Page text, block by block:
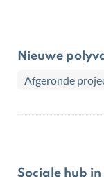
Nieuwe
Afgeronde
Sociale hub